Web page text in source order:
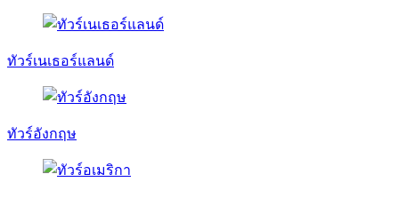
ทัวร์เนเธอร์แลนด์
ทัวร์อังกฤษ